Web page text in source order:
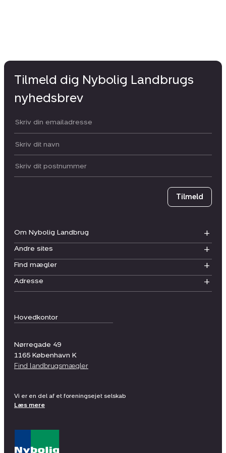
Hovedkontor
Nørregade 49
1165 København K
Find landbrugsmægler
Om Nybolig Landbrug
Andre sites
Find mægler
Adresse
Tilmeld dig Nybolig Landbrugs
nyhedsbrev
Din email:
Dit navn:
Postnummer
Tilmeld
Vi er en del af et foreningsejet selskab
Læs mere